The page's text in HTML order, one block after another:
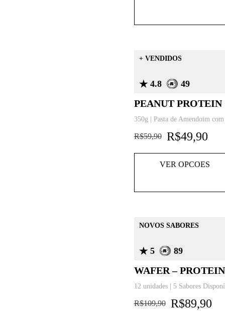
+ VENDIDOS
4.8 49
PEANUT PROTEIN
350g | Pasta de Amendoim
R$59,90 R$49,90
VER OPCOES
NOVOS SABORES
5 89
WAFER –
12 unidades | 5 Sabores
R$109,90 R$89,90